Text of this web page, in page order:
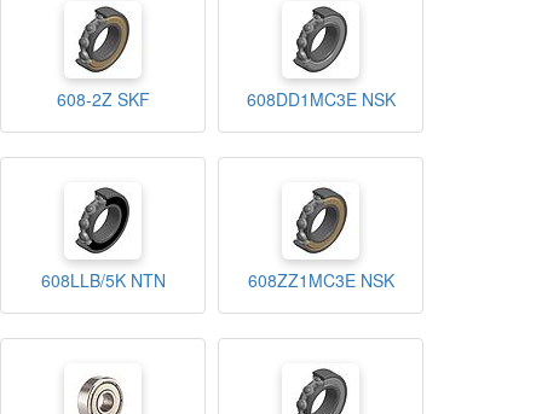
608-2Z SKF 608DD1MC3E NSK
608LLB/5K NTN 608ZZ1MC3E NSK